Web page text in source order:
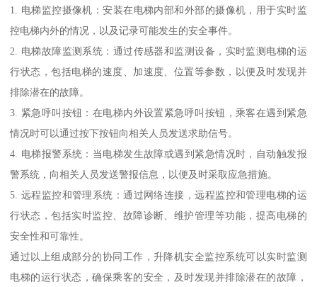
1. 电梯监控摄像机：安装在电梯内部和外部的摄像机，用于实时监
控电梯内外的情况，以及记录可能发生的安全事件。
2. 电梯故障监测系统：通过传感器和监测设备，实时监测电梯的运
行状态，包括电梯的速度、加速度、位置等参数，以便及时发现并
排除潜在的故障。
3. 紧急呼叫按钮：在电梯内外设置紧急呼叫按钮，乘客在遇到紧急
情况时可以通过按下按钮向相关人员发送求助信号。
4. 电梯报警系统：当电梯发生故障或遇到紧急情况时，自动触发报
警系统，向相关人员发送警报信息，以便及时采取应急措施。
5. 远程监控和管理系统：通过网络连接，远程监控和管理电梯的运
行状态，包括实时监控、故障诊断、维护管理等功能，提高电梯的
安全性和可靠性。
通过以上组成部分的协同工作，升降机安全监控系统可以实时监测
电梯的运行状态，确保乘客的安全，及时发现并排除潜在的故障，